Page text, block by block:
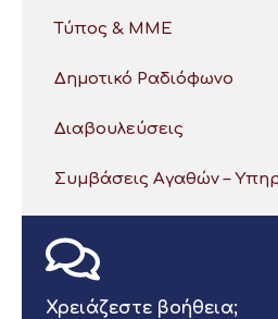
Τύπος & ΜΜΕ
Δημοτικό Ραδιόφωνο
Διαβουλεύσεις
Συμβάσεις Αγαθών –
Χρειάζεστε βοήθεια;